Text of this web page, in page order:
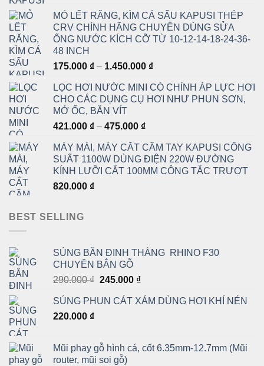
từ
3.120.000 ₫
đến
MỎ LẾT RĂNG, KÌM CÁ SẤU KAPUSI THÉP
CRV CHÍNH HÃNG CHUYÊN DÙNG SỬA
ỐNG NƯỚC KÍCH CỠ TỪ 10-12-14-18-24-36-
48 INCH
175.000 ₫ – 1.450.000 ₫Khoảng
từ
175.000 ₫
LỌC HƠI NƯỚC MINI CÓ CHỈNH ÁP LỰC HƠI
CHO CÁC DỤNG CỤ HƠI NHƯ PHUN SƠN,
MỞ ỐC, BẮN VÍT
421.000 ₫ – 475.000 ₫Khoảng
từ
421.000 ₫
đến
MÁY MÀI, MÁY CẮT CẦM TAY KAPUSI CÔNG
SUẤT 1100W DÙNG ĐIỆN 220W ĐƯỜNG
KÍNH LƯỠI CẮT 100MM CÔNG TẮC TRƯỢT
820.000 ₫
BEST SELLING
SÚNG BẮN ĐINH THẲNG RHINO F30
CHUYÊN BẮN GỖ
290.000₫ Giá
là:
245.000 ₫Giá
tại
SÚNG PHUN CÁT XÁM DÙNG HƠI KHÍ NÉN
220.000 ₫
Mũi phay gỗ hình cá, cốt 6.35mm-12.7mm (Mũi
router, mũi soi gỗ)